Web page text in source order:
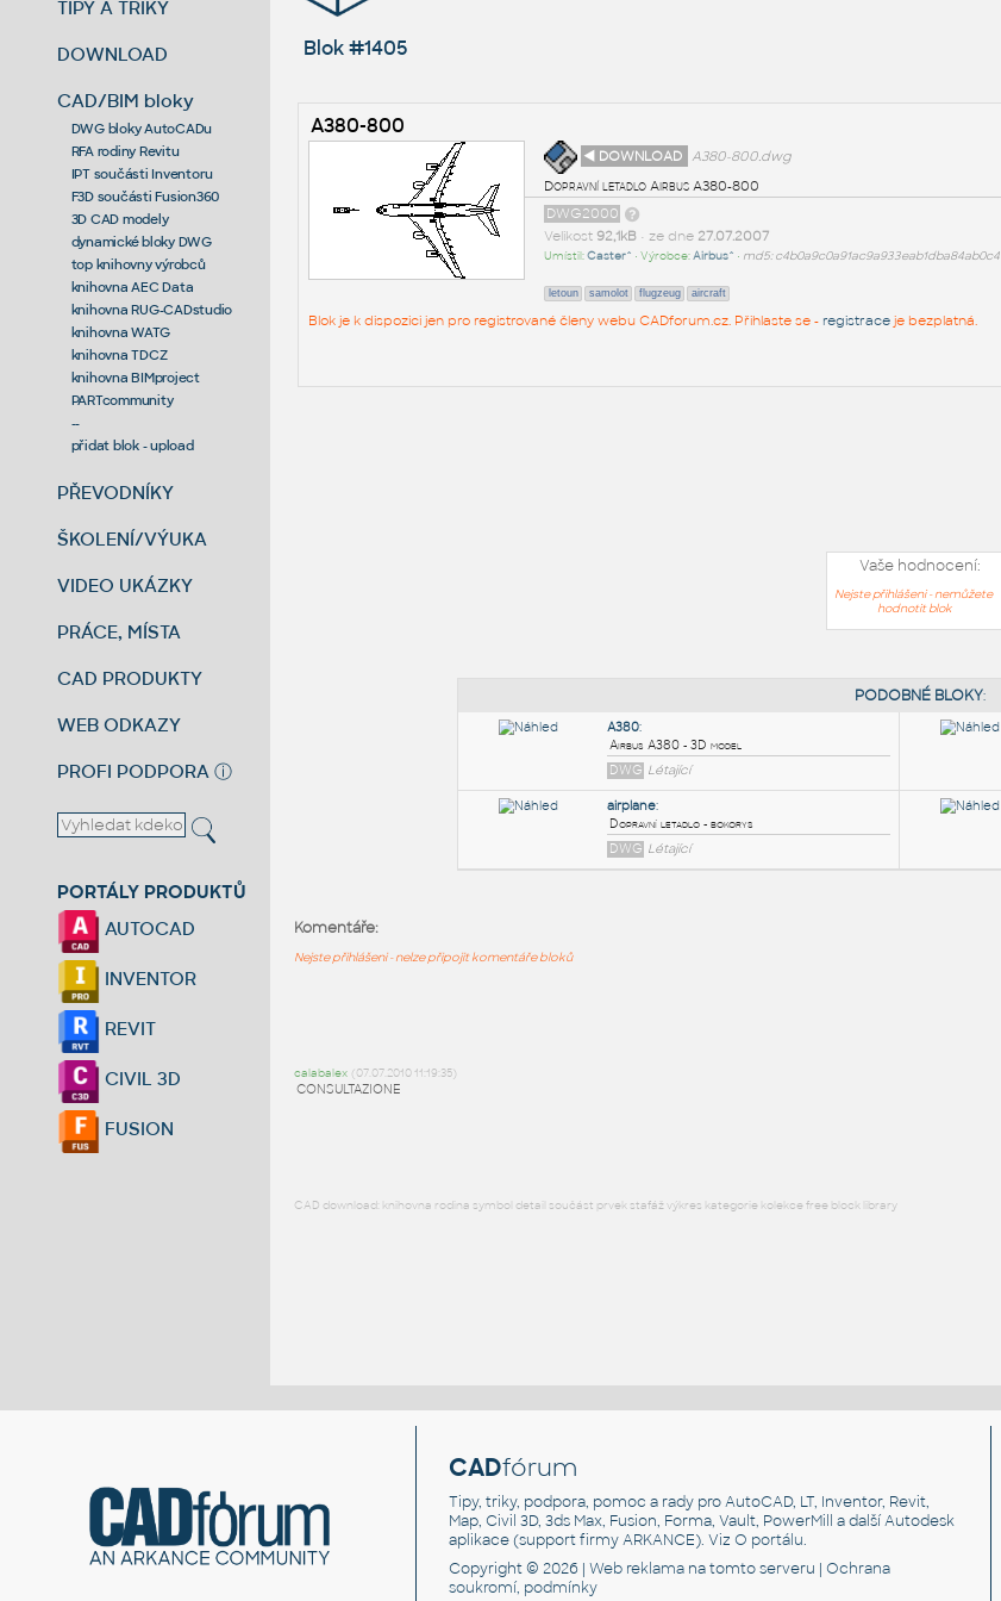
TIPY A TRIKY
DOWNLOAD
CAD/BIM bloky
DWG bloky AutoCADu
RFA rodiny Revitu
IPT součásti Inventoru
F3D součásti Fusion360
3D CAD modely
dynamické bloky DWG
top knihovny výrobců
knihovna AEC Data
knihovna RUG-CADstudio
knihovna WATG
knihovna TDCZ
knihovna BIMproject
PARTcommunity
--
přidat blok - upload
PŘEVODNÍKY
ŠKOLENÍ/VÝUKA
VIDEO UKÁZKY
PRÁCE, MÍSTA
CAD PRODUKTY
WEB ODKAZY
PROFI PODPORA ⓘ
PORTÁLY PRODUKTŮ
AUTOCAD
INVENTOR
REVIT
CIVIL 3D
FUSION
Blok #1405
A380-800
◄ DOWNLOAD
A380-800.dwg
Dopravní letadlo Airbus A380-800
DWG2000
Velikost 92,1kB• ze dne 27.07.2007
Umístil:Caster^ • Výrobce:Airbus^ • md5: c4b0a9c0a91ac9a933eab1dba84ab0c4
letoun samolot flugzeug aircraft
Blok je k dispozici jen pro registrované členy webu CADforum.cz. Přihlaste se - registraceje bezplatná.
Vaše hodnocení:
Nejste přihlášeni - nemůžete
hodnotit blok
Komentáře:
Nejste přihlášeni - nelze připojit komentáře bloků
calabalex (07.07.2010 11:19:35)
CONSULTAZIONE
CAD download: knihovna rodina symbol detail součást prvek stafáž výkres kategorie kolekce free block library
CADfórum
Tipy, triky, podpora, pomoc a rady pro AutoCAD, LT, Inventor, Revit,
Map, Civil 3D, 3ds Max, Fusion, Forma, Vault, PowerMill a další Autodesk
aplikace (support firmy ARKANCE). VizO portálu.
Copyright © 2026 |Web reklama na tomto serveru |Ochrana
soukromí, podmínky